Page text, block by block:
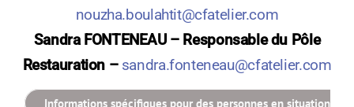
nouzha.boulahtit@cfatelier.com
Sandra FONTENEAU – Responsable du Pôle
Restauration – sandra.fonteneau@cfatelier.com
Informations spécifiques pour des personnes en situation